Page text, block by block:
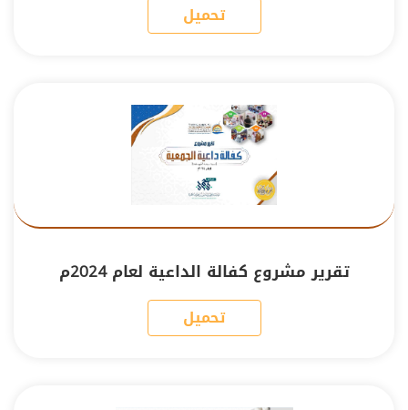
تحميل
تقرير مشروع كفالة الداعية لعام 2024م
تحميل